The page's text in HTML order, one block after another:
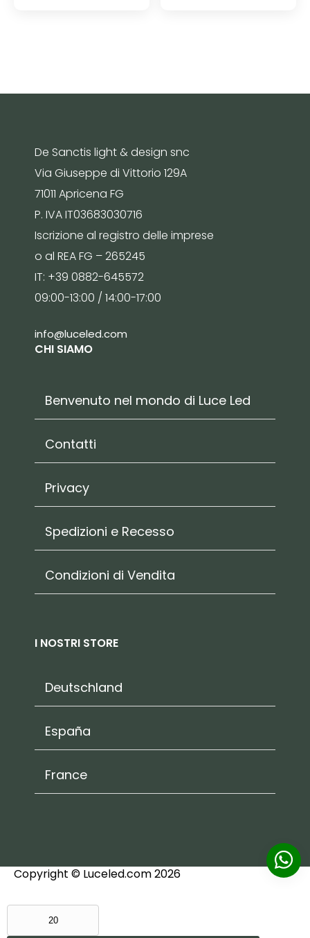
De Sanctis light & design snc
Via Giuseppe di Vittorio 129A
71011 Apricena FG
P. IVA IT03683030716
Iscrizione al registro delle imprese
o al REA FG – 265245
IT: +39 0882-645572
09:00-13:00 / 14:00-17:00
info@luceled.com
CHI SIAMO
Benvenuto nel mondo di Luce Led
Contatti
Privacy
Spedizioni e Recesso
Condizioni di Vendita
I NOSTRI STORE
Deutschland
España
France
Copyright © Luceled.com 2026